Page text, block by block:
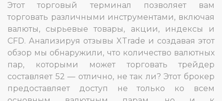
Этот торговый терминал позволяет вам
торговать различными инструментами, включая
валюты, сырьевые товары, акции, индексы и
CFD. Анализируя отзывы XTrade и создавая этот
обзор мы обнаружили, что количество валютных
пар, которыми может торговать трейдер
составляет 52 — отлично, не так ли? Этот брокер
предоставляет доступ не только ко всем